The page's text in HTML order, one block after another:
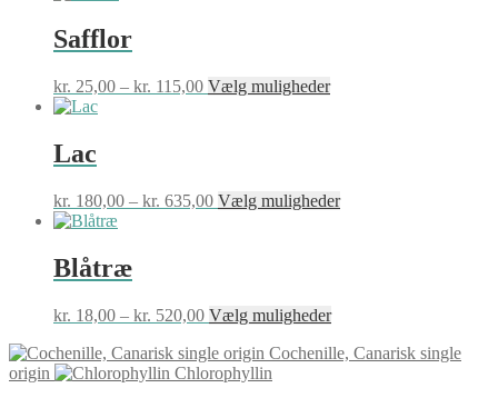
Safflor
kr. 25,00 – kr. 115,00Prisinterval:
Vælg mulighederDette
kan
Lac
kr. 180,00 – kr. 635,00Prisinterval:
Vælg mulighederDette
på
Blåtræ
kr. 18,00 – kr. 520,00Prisinterval:
til
kr. 520,00
Vælg mulighederDette
har
Cochenille, Canarisk single
origin
Chlorophyllin